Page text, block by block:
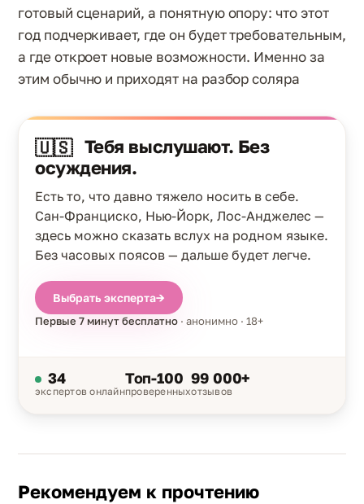
готовый сценарий, а понятную опору: что этот
год подчеркивает, где он будет требовательным,
а где откроет новые возможности. Именно за
этим обычно и приходят на разбор соляра
🇺🇸 Тебя выслушают. Без
осуждения.
Есть то, что давно тяжело носить в себе.
Сан-Франциско, Нью-Йорк, Лос-Анджелес —
здесь можно сказать вслух на родном языке.
Без часовых поясов — дальше будет легче.
Выбрать эксперта→
Первые 7 минут бесплатно · анонимно · 18+
34
экспертов онлайн
Топ-100
проверенных
99 000+
отзывов
Рекомендуем к прочтению